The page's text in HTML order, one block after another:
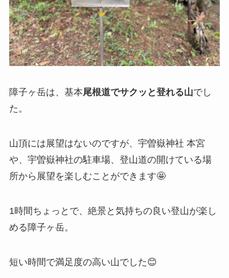
障子ヶ岳は、基本尾根道でサクッと登れる山でし
た。
山頂には展望はないのですが、宇曽嶽神社 本宮
や、宇曽嶽神社の駐車場、登山道の開けている場
所から展望を楽しむことができます🤩
1時間ちょっとで、絶景と気持ちの良い登山が楽し
める障子ヶ岳。
短い時間で満足度の高い山でした😊